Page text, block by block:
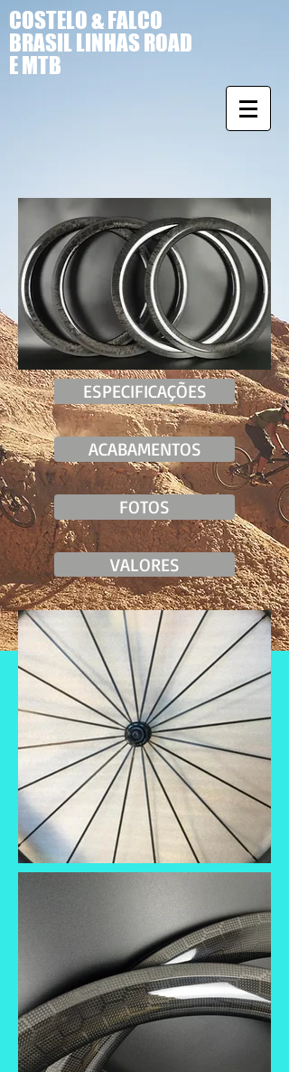
COSTELO & FALCO
BRASIL LINHAS ROAD
E MTB
ESPECIFICAÇÕES
ACABAMENTOS
FOTOS
VALORES